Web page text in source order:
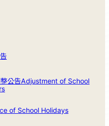
公告Adjustment of School
of School Holidays